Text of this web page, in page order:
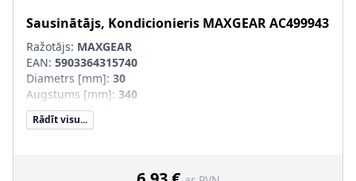
Sausinātājs, Kondicionieris MAXGEARAC499943
Ražotājs: MAXGEAR
EAN: 5903364315740
Diametrs [mm]: 30
Augstums [mm]: 340
Materiāls:Plastmasa
Konteinera tips
Rādīt visu...